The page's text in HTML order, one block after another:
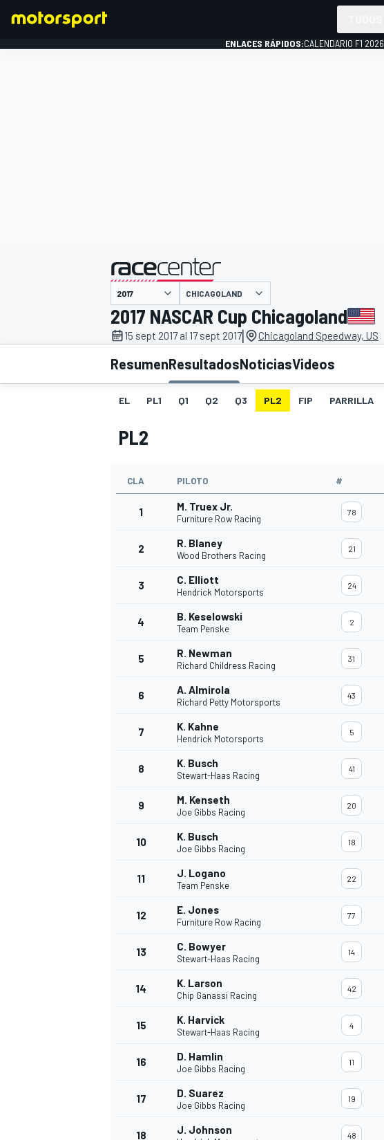
INDYCAR
FÓRMULA E
ENLACES RÁPIDOS:CALENDARIO F1 2026
presentado por
CHICAGOLAND
2017 NASCAR Cup Chicagoland
15 sept 2017 al 17 sept 2017| Chicagoland Speedway, US
ResumenResultadosNoticiasVideos
EL PL1 Q1 Q2 Q3 PL2 FIP PARRILLA
PL2
CLA PILOTO #
1 M. Truex Jr.
Furniture Row Racing
78
2 R. Blaney
Wood Brothers Racing
21
3 C. Elliott
Hendrick Motorsports
24
4 B. Keselowski
Team Penske
2
5 R. Newman
Richard Childress Racing
31
6 A. Almirola
Richard Petty Motorsports
43
7 K. Kahne
Hendrick Motorsports
5
8 K. Busch
Stewart-Haas Racing
41
9 M. Kenseth
Joe Gibbs Racing
20
10 K. Busch
Joe Gibbs Racing
18
11 J. Logano
Team Penske
22
12 E. Jones
Furniture Row Racing
77
13 C. Bowyer
Stewart-Haas Racing
14
14 K. Larson
Chip Ganassi Racing
42
15 K. Harvick
Stewart-Haas Racing
4
16 D. Hamlin
Joe Gibbs Racing
11
17 D. Suarez
Joe Gibbs Racing
19
18 J. Johnson 48